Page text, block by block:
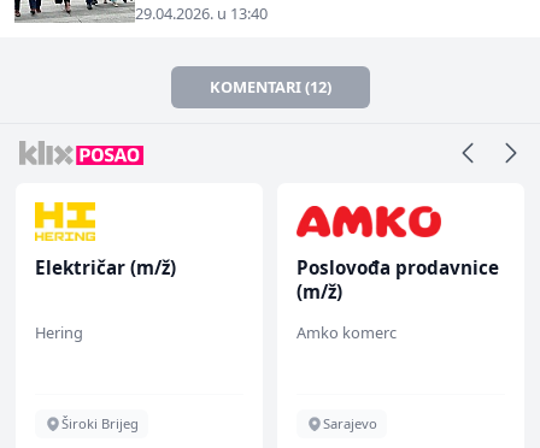
29.04.2026. u 13:40
KOMENTARI (12)
Električar (m/ž)
Hering
Široki Brijeg
Poslovođa prodavnice
(m/ž)
Amko komerc
Sarajevo